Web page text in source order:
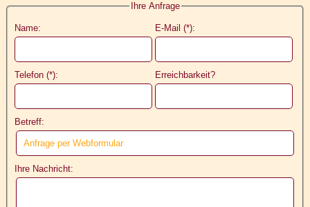
Ihre Anfrage
Name:
Telefon (*):
E-Mail (*):
Erreichbarkeit?
Betreff:
Ihre Nachricht: